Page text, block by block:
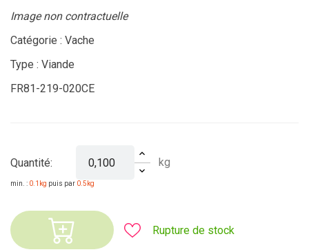
Image non contractuelle
Catégorie : Vache
Type : Viande
FR81-219-020CE
Quantité: kg
min. : 0.1kg puis par 0.5kg
Rupture de stock